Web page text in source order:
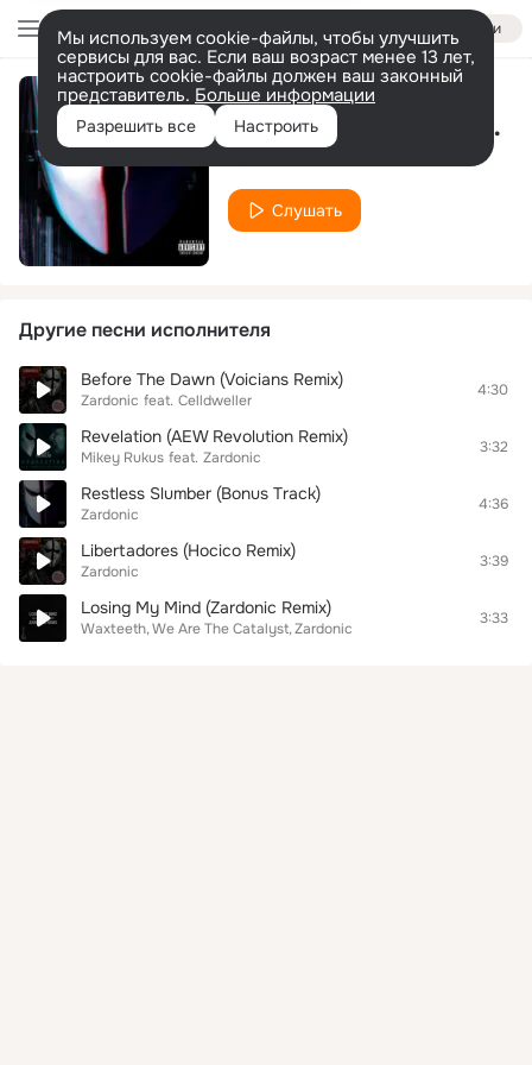
Войти
Мы используем cookie-файлы, чтобы улучшить
сервисы для вас. Если ваш возраст менее 13 лет,
настроить cookie-файлы должен ваш законный
представитель. Больше информации
Разрешить все Настроить Straighthate (Zardonic Remix) [2012 REVAMP]
Слушать
Другие песни исполнителя
Before The Dawn (Voicians Remix)
Zardonic feat. Celldweller
4:30
Revelation (AEW Revolution Remix)
Mikey Rukus feat. Zardonic
3:32
Restless Slumber (Bonus Track)
Zardonic
4:36
Libertadores (Hocico Remix)
Zardonic
3:39
Losing My Mind (Zardonic Remix)
Waxteeth We Are The Catalyst Zardonic
3:33